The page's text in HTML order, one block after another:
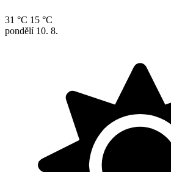
31 °C 15 °C
pondělí 10. 8.